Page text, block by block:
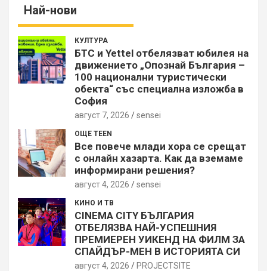
Най-нови
КУЛТУРА
БТС и Yettel отбелязват юбилея на
движението „Опознай България –
100 национални туристически
обекта“ със специална изложба в
София
август 7, 2026 sensei
ОЩЕ TEEN
Все повече млади хора се срещат
с онлайн хазарта. Как да вземаме
информирани решения?
август 4, 2026 sensei
КИНО И ТВ
CINEMA CITY БЪЛГАРИЯ
ОТБЕЛЯЗВА НАЙ-УСПЕШНИЯ
ПРЕМИЕРЕН УИКЕНД НА ФИЛМ ЗА
СПАЙДЪР-МЕН В ИСТОРИЯТА СИ
август 4, 2026 PROJECTSITЕ